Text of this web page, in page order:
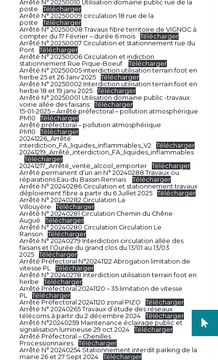
Arrêté N° 20250010 Utilisation domaine public rue de la
poste
Télécharger
Arrêté N° 20250009 circulation 18 rue de la
poste
Télécharger
Arrêté N° 20250008 Travaux fibre territoire de VIGNOC à
compter du 17 Février – durée 6 mois
Télécharger
Arrêté N° 20250007 Circulation et stationnement rue du
Pont
Télécharger
Arrêté N° 20250006 Circulation et indiction
stationnement Rue Pique-Boeuf
Télécharger
Arrêté N° 20250005 interdiction utilisation terrain foot en
herbe 25 et 26 Janv 2025
Télécharger
Arrêté N° 20250002 Interdiction utilisation terrain foot en
herbe 18 et 19 janv 2025
Télécharger
Arrêté N° 20250001 Utilisation domaine public -travaux
voirie allée des faisans
Télécharger
15-01-2025 – Arrêté préfectoral – pollution atmosphérique
PM10
Télécharger
Arrêté préfectoral – pollution atmosphérique
PM10
Télécharger
20241226_Arrêté
interdiction_FA_liquides_inflammables_V2
Télécharger
20241219_Arrêté_interdiction_FA_liquides_inflammables
Télécharger
20241217_Arrêté_vente_alcool_emporter
Télécharger
Arrêté permanent d’un an N° 20240288 Travaux ou
réparations Eau du Bassin Rennais
Télécharger
Arrêté N° 20240286 Circulation et stationnement travaux
déploiement fibre a partir du 6 Juillet 2025
Télécharger
Arrêté N° 20240282 Circulation La
Villouyère
Télécharger
Arrêté N° 20240281 Circulation Chemin du Chêne
Augué
Télécharger
Arrêté N° 20240280 Circulation Circulation Le
Ranson
Télécharger
Arrêté N° 20240279 Interdiction circulation allée des
faisans et l’Ourée du grand clos du 13/01 au 13/03
2025
Télécharger
Arrêté Préfectoral N°20241122 Abrogation limitation de
vitesse PL
Télécharger
Arrêté N° 20240278 Interdiction utilisation terrain foot en
herbe
Télécharger
Arrêté Préfectoral 20241120 – 35 limitation de vitesse
PL
Télécharger
Arrêté Préfectoral 20241120 zonal PIZO
Télécharger
Arrêté N° 20240265 Travaux d’étude des réseaux
télécoms à partir du 2 décembre 2024
Télécharger
Arrêté N°20240259 Maintenance éclairage public et
signalisation lumineuse 29 oct 2024
Télécharger
Arrêté Préfectoral – Chenilles
Processionnaires
Télécharger
Arrêté N° 20240254 Stationnement interdit parking de la
mairie 26 et 27 Sept 2024
Télécharger